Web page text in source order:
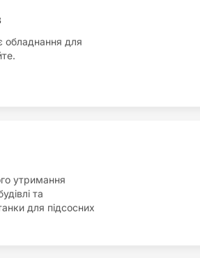
для
утримання
та
для підсосних
виготовляються з